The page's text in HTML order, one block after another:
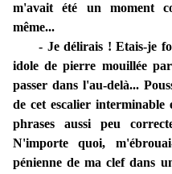
m'avait été un moment
même...
- Je délirais ! Etais-je
idole de pierre mouillée
passer dans l'au-delà...
de cet escalier
phrases aussi peu
N'importe quoi,
pénienne de ma clef dans